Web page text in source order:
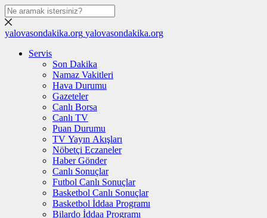
yalovasondakika.org yalovasondakika.org
Servis
Son Dakika
Namaz Vakitleri
Hava Durumu
Gazeteler
Canlı Borsa
Canlı TV
Puan Durumu
TV Yayın Akışları
Nöbetçi Eczaneler
Haber Gönder
Canlı Sonuçlar
Futbol Canlı Sonuçlar
Basketbol Canlı Sonuçlar
Basketbol İddaa Programı
Bilardo İddaa Programı